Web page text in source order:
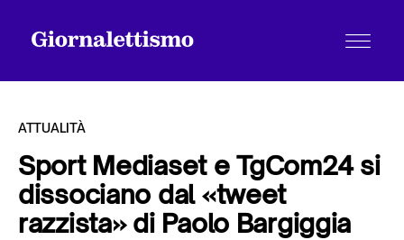
Tutti gli articoli
ATTUALITÀ
Sport Mediaset e TgCom24 si
dissociano dal «tweet
razzista» di Paolo Bargiggia